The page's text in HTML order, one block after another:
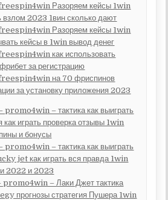
Разоряем кейсы 1win
взлом 2023 1вин сколько дают
Разоряем кейсы 1win
кейсы в 1win вывод денег
как использовать
за регистрацию
на 70 фриспинов
за установку приложения 2023
– тактика как выиграть
играть проверка отзывы 1win
и бонусы
– тактика как выиграть
jet как играть вся правда 1win
2022 и 2023
– Лаки Джет тактика
прогнозы стратегия Пушера 1win